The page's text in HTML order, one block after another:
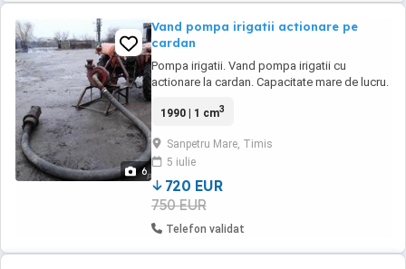
6
Vand pompa irigatii actionare pe
cardan
Pompa irigatii. Vand pompa irigatii cu
actionare la cardan. Capacitate mare de lucru.
impreuna cu furtunul de aspersie si sorb.,
1990 | 1 cm3
Sanpetru Mare, Timis
5 iulie
720 EUR
750 EUR
Telefon validat